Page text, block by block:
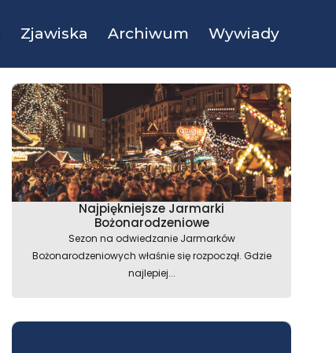
Zjawiska Archiwum Wywiady
Najpiękniejsze Jarmarki
Bożonarodzeniowe
Sezon na odwiedzanie Jarmarków
Bożonarodzeniowych właśnie się rozpoczął. Gdzie
najlepiej...